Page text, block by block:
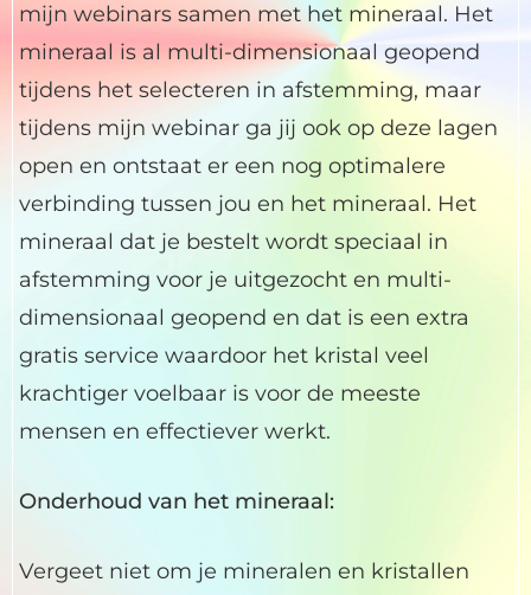
mijn webinars samen met het mineraal. Het
mineraal is al multi-dimensionaal geopend
tijdens het selecteren in afstemming, maar
tijdens mijn webinar ga jij ook op deze lagen
open en ontstaat er een nog optimalere
verbinding tussen jou en het mineraal. Het
mineraal dat je bestelt wordt speciaal in
afstemming voor je uitgezocht en multi-
dimensionaal geopend en dat is een extra
gratis service waardoor het kristal veel
krachtiger voelbaar is voor de meeste
mensen en effectiever werkt.
Onderhoud van het mineraal:
Vergeet niet om je mineralen en kristallen